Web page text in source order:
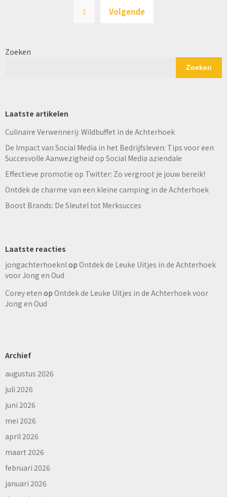
paginering
1 Volgende
Zoeken
Zoeken
Laatste artikelen
Culinaire Verwennerij: Wildbuffet in de Achterhoek
De Impact van Social Media in het Bedrijfsleven: Tips voor een
Succesvolle Aanwezigheid op Social Media aziendale
Effectieve promotie op Twitter: Zo vergroot je jouw bereik!
Ontdek de charme van een kleine camping in de Achterhoek
Boost Brands: De Sleutel tot Merksucces
Laatste reacties
jongachterhoeknlop Ontdek de Leuke Uitjes in de Achterhoek
voor Jong en Oud
Corey eten op Ontdek de Leuke Uitjes in de Achterhoek voor
Jong en Oud
Archief
augustus 2026
juli 2026
juni 2026
mei 2026
april 2026
maart 2026
februari 2026
januari 2026